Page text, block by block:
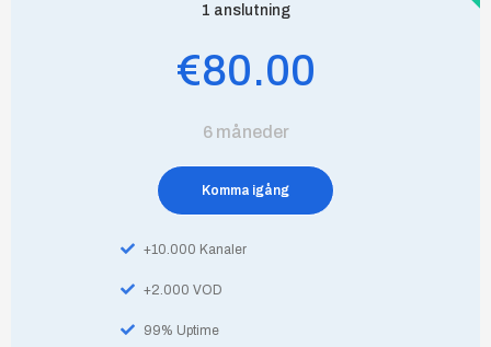
1 anslutning
€80.00
6 måneder
Komma igång
+10.000 Kanaler
+2.000 VOD
99% Uptime